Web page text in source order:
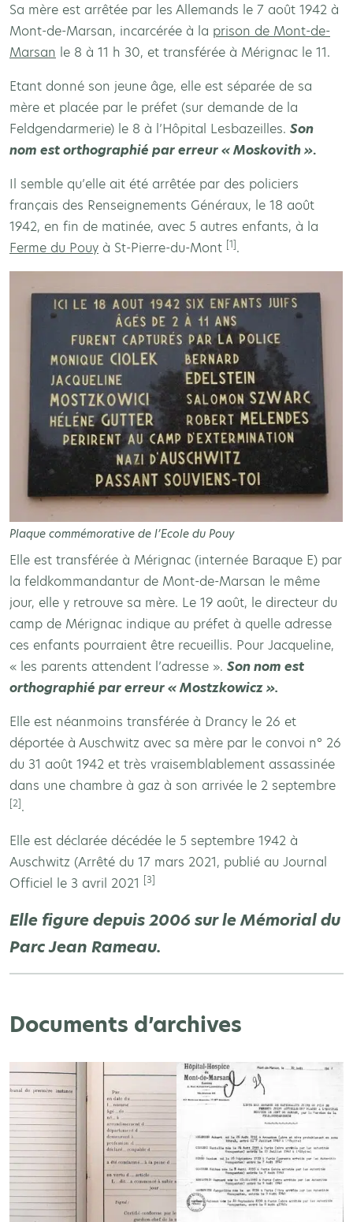
Sa mère est arrêtée par les Allemands le 7 août 1942 à
Mont-de-Marsan, incarcérée à la prison de Mont-de-
Marsan le 8 à 11 h 30, et transférée à Mérignac le 11.
Etant donné son jeune âge, elle est séparée de sa
mère et placée par le préfet (sur demande de la
Feldgendarmerie) le 8 à l’Hôpital Lesbazeilles. Son
nom est orthographié par erreur « Moskovith ».
Il semble qu’elle ait été arrêtée par des policiers
français des Renseignements Généraux, le 18 août
1942, en fin de matinée, avec 5 autres enfants, à la
Ferme du Pouy à St-Pierre-du-Mont [1].
Plaque commémorative de l’Ecole du Pouy
Elle est transférée à Mérignac (internée Baraque E) par
la feldkommandantur de Mont-de-Marsan le même
jour, elle y retrouve sa mère. Le 19 août, le directeur du
camp de Mérignac indique au préfet à quelle adresse
ces enfants pourraient être recueillis. Pour Jacqueline,
« les parents attendent l’adresse ». Son nom est
orthographié par erreur « Mostzkowicz ».
Elle est néanmoins transférée à Drancy le 26 et
déportée à Auschwitz avec sa mère par le convoi n° 26
du 31 août 1942 et très vraisemblablement assassinée
dans une chambre à gaz à son arrivée le 2 septembre
[2].
Elle est déclarée décédée le 5 septembre 1942 à
Auschwitz (Arrêté du 17 mars 2021, publié au Journal
Officiel le 3 avril 2021 [3]
Elle figure depuis 2006 sur le Mémorial du
Parc Jean Rameau.
Documents d’archives